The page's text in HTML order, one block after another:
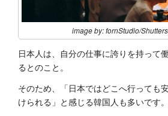
image by: fornStudio/
日本人は、自分の仕事に誇りを持って
るとのこと。
そのため、「日本ではどこへ行っても
けられる」と感じる韓国人も多いです。